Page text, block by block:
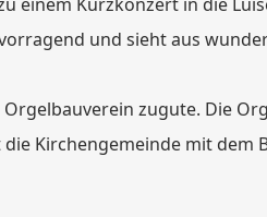
und sieht aus
zugute. Die
Kirchengemeinde mit dem